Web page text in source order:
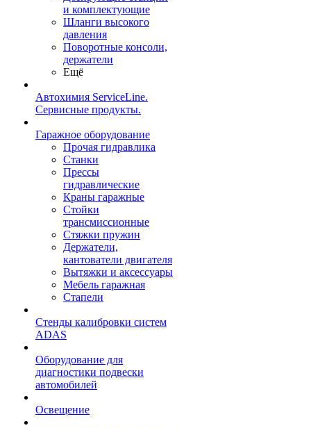
и комплектующие
Шланги высокого
давления
Поворотные консоли,
держатели
Ещё
Автохимия ServiceLine.
Сервисные продукты.
Гаражное оборудование
Прочая гидравлика
Станки
Прессы
гидравлические
Краны гаражные
Стойки
трансмиссионные
Стяжки пружин
Держатели,
кантователи двигателя
Вытяжки и аксессуары
Мебель гаражная
Стапели
Стенды калибровки систем
ADAS
Оборудование для
диагностики подвески
автомобилей
Освещение